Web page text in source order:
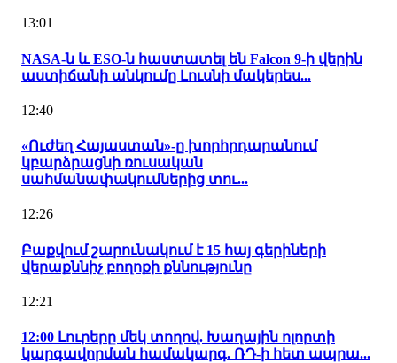
13:01
NASA-ն և ESO-ն հաստատել են Falcon 9-ի վերին
աստիճանի անկումը Լուսնի մակերես...
12:40
«Ուժեղ Հայաստան»-ը խորհրդարանում
կբարձրացնի ռուսական
սահմանափակումներից տու...
12:26
Բաքվում շարունակում է 15 հայ գերիների
վերաքննիչ բողոքի քննությունը
12:21
12:00 Լուրերը մեկ տողով. Խաղային ոլորտի
կարգավորման համակարգ. ՌԴ-ի հետ ապրա...